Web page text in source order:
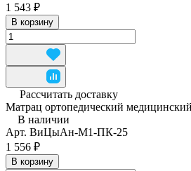
1 543 ₽
В корзину
Рассчитать доставку
Матрац ортопедический
В наличии
Арт. ВиЦыАн-М1-ПК-25
1 556 ₽
В корзину